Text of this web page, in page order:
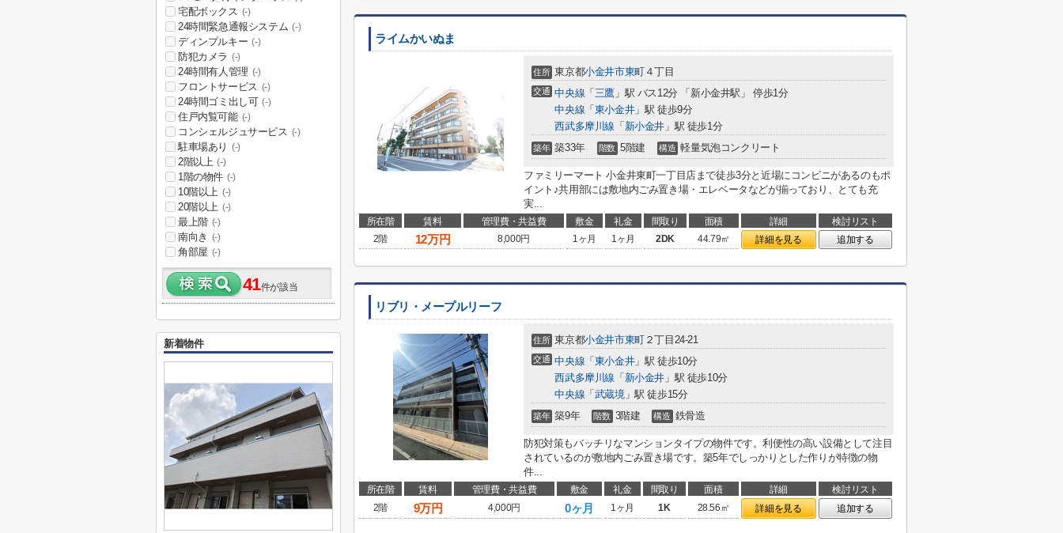
ライムかいぬま
住所 東京都小金井市東町４丁目
交通 中央線 「 三鷹 」駅 バス12分 「新小金井駅」 停歩1分
中央線 「 東小金井」駅 徒歩9分
西武多摩川線 「 新小金井 」駅 徒歩1分
築年 築33年 階数 5階建 構造 軽量気泡コンクリート
ファミリーマート 小金井東町一丁目店まで徒歩3分と近場にコンビニがあるのもポ
イント♪共用部には敷地内ごみ置き場・エレベータなどが揃っており、とても充
実...
所在階 賃料 管理費・共益費 敷金 礼金 間取り 面積 詳細
検討リスト
2階
12万円 8,000円 1ヶ月 1ヶ月 2DK 44.79㎡ 詳細を見る 追加する
リブリ・メープルリーフ
住所 東京都小金井市東町２丁目24-21
交通 中央線 「 東小金井」駅 徒歩10分
西武多摩川線 「 新小金井 」駅 徒歩10分
中央線 「 武蔵境」駅 徒歩15分
築年 築9年 階数 3階建 構造 鉄骨造
防犯対策もバッチリなマンションタイプの物件です。利便性の高い設備として注目
されているのが敷地内ごみ置き場です。築5年でしっかりとした作りが特徴の物
件...
所在階 賃料 管理費・共益費 敷金 礼金 間取り 面積 詳細
検討リスト
2階
9万円 4,000円 0ヶ月 1ヶ月 1K 28.56㎡ 詳細を見る 追加する
宅配ボックス (-)
24時間緊急通報システム (-)
ディンプルキー (-)
防犯カメラ (-)
24時間有人管理 (-)
フロントサービス (-)
24時間ゴミ出し可 (-)
住戸内覧可能 (-)
コンシェルジュサービス (-)
駐車場あり (-)
2階以上 (-)
1階の物件 (-)
10階以上 (-)
20階以上 (-)
最上階 (-)
南向き (-)
角部屋 (-)
41件が該当
新着物件